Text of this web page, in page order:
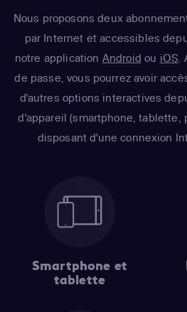
Nous proposons deux
par Internet et accessibles
notre application Android ou iOS
de passe, vous pourrez avoir
d'autres options interactives
d'appareil (smartphone, tablette,
disposant d'une connexion
Smartphone et
tablette